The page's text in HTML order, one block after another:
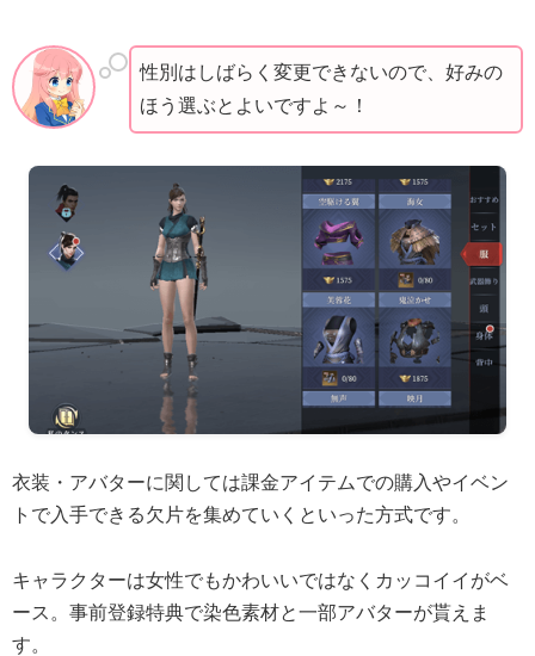
性別はしばらく変更できないので、好みの
ほう選ぶとよいですよ～！
衣装・アバターに関しては課金アイテムでの購入やイベン
トで入手できる欠片を集めていくといった方式です。
キャラクターは女性でもかわいいではなくカッコイイがベ
ース。事前登録特典で染色素材と一部アバターが貰えま
す。